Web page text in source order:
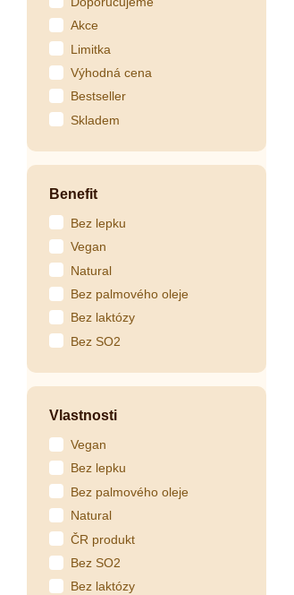
Akce
Limitka
Výhodná cena
Bestseller
Skladem
Benefit
Bez lepku
Vegan
Natural
Bez palmového oleje
Bez laktózy
Bez SO2
Vlastnosti
Vegan
Bez lepku
Bez palmového oleje
Natural
ČR produkt
Bez SO2
Bez laktózy